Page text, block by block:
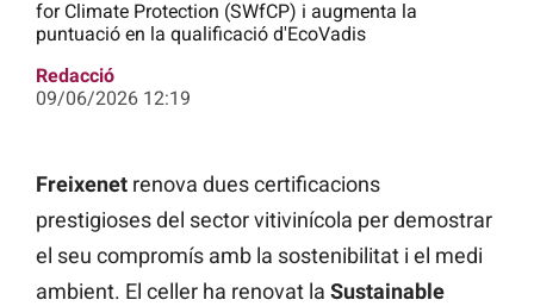
for Climate Protection (SWfCP) i augmenta la
puntuació en la qualificació d'EcoVadis
Redacció
09/06/2026 12:19
Freixenet renova dues certificacions
prestigioses del sector vitivinícola per demostrar
el seu compromís amb la sostenibilitat i el medi
ambient. El celler ha renovat la Sustainable